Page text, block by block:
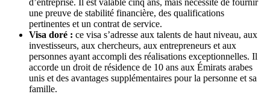
une preuve de stabilité financière, des qualifications
pertinentes et un contrat de service.
Visa doré : ce visa s’adresse aux talents de haut niveau, aux
investisseurs, aux chercheurs, aux entrepreneurs et aux
personnes ayant accompli des réalisations exceptionnelles. Il
accorde un droit de résidence de 10 ans aux Émirats arabes
unis et des avantages supplémentaires pour la personne et sa
famille.